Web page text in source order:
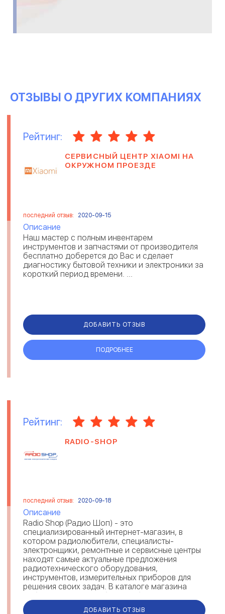
ОТЗЫВЫ О ДРУГИХ КОМПАНИЯХ
Рейтинг:
СЕРВИСНЫЙ ЦЕНТР XIAOMI НА
ОКРУЖНОМ ПРОЕЗДЕ
последний отзыв: 2020-09-15
Описание
Наш мастер с полным инвентарем
инструментов и запчастями от производителя
бесплатно доберется до Вас и сделает
диагностику бытовой техники и электроники за
короткий период времени. ...
ДОБАВИТЬ ОТЗЫВ
ПОДРОБНЕЕ
Рейтинг:
RADIO-SHOP
последний отзыв: 2020-09-18
Описание
Radio Shop (Радио Шоп) - это
специализированный интернет-магазин, в
котором радиолюбители, специалисты-
электронщики, ремонтные и сервисные центры
находят самые актуальные предложения
радиотехнического оборудования,
инструментов, измерительных приборов для
решения своих задач. В каталоге магазина
собраны товары из области обслуживания,
ремонта и сборки техники и электр...
ДОБАВИТЬ ОТЗЫВ